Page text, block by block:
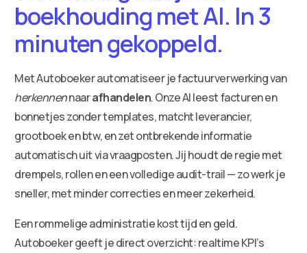
boekhouding met AI. In 3
minuten gekoppeld.
Met Autoboeker automatiseer je factuurverwerking van
herkennennaarafhandelen. Onze AI leest facturen en
bonnetjes zonder templates, matcht leverancier,
grootboek en btw, en zet ontbrekende informatie
automatisch uit via vraagposten. Jij houdt de regie met
drempels, rollen en een volledige audit-trail — zo werk je
sneller, met minder correcties en meer zekerheid.
Een rommelige administratie kost tijd en geld.
Autoboeker geeft je direct overzicht: realtime KPI’s